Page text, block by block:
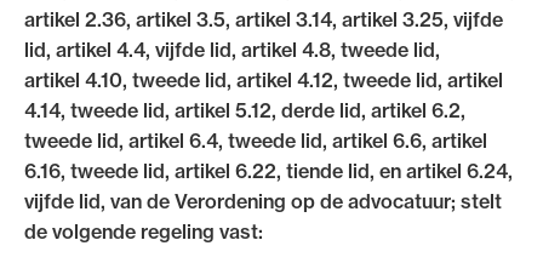
artikel 2.36, artikel 3.5, artikel 3.14, artikel 3.25, vijfde
lid, artikel 4.4, vijfde lid, artikel 4.8, tweede lid,
artikel 4.10, tweede lid, artikel 4.12, tweede lid, artikel
4.14, tweede lid, artikel 5.12, derde lid, artikel 6.2,
tweede lid, artikel 6.4, tweede lid, artikel 6.6, artikel
6.16, tweede lid, artikel 6.22, tiende lid, en artikel 6.24,
vijfde lid, van de Verordening op de advocatuur; stelt
de volgende regeling vast:
Alle wet- en regelgeving voor de advocatuur.
Van de Advocatenwet tot de Verordening op
de advocatuur (Voda) en de Regeling op de
advocatuur (Roda).